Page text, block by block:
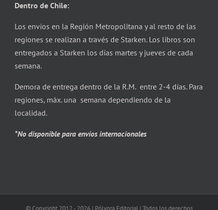
Dentro de Chile:
Los envíos en la Región Metropolitana y al resto de las
regiones se realizan a través de Starken. Los libros son
entregados a Starken los días martes y jueves de cada
semana.
Demora de entrega dentro de la R.M. entre 2-4 días. Para
regiones, máx. una semana dependiendo de la
localidad.
*No disponible para envíos internacionales
© Copyright 2012 - 2026 | Pólvora Editorial | Todos los derechos